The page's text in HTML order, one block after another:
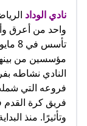
نادي الوداد
واحد من أعرق
مؤسسين من
النادي نشاطه
وتأثيرًا. منذ